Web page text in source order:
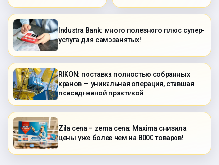
Industra Bank: много полезного плюс супер-
услуга для самозанятых!
RIKON: поставка полностью собранных
кранов — уникальная операция, ставшая
повседневной практикой
Zila cena – zema cena: Maxima снизила
цены уже более чем на 8000 товаров!